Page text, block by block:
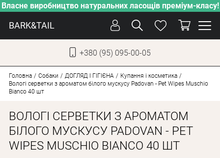
Власне виробництво натуральних ласощів преміум-класу!
BARK&TAIL
+380 (95) 095-00-05
ПІКЛУВАННЯ
ВІД СПЕКИ
ВЛАСНЕ ВИРОБНИЦТВО
Головна Собаки ДОГЛЯД І ГІГІЄНА
Купання і косметика
Вологі серветки з ароматом білого мускусу Padovan - Pet Wipes Muschio
Bianco 40 шт
ВОЛОГІ СЕРВЕТКИ З АРОМАТОМ
БІЛОГО МУСКУСУ PADOVAN - PET
WIPES MUSCHIO BIANCO 40 ШТ